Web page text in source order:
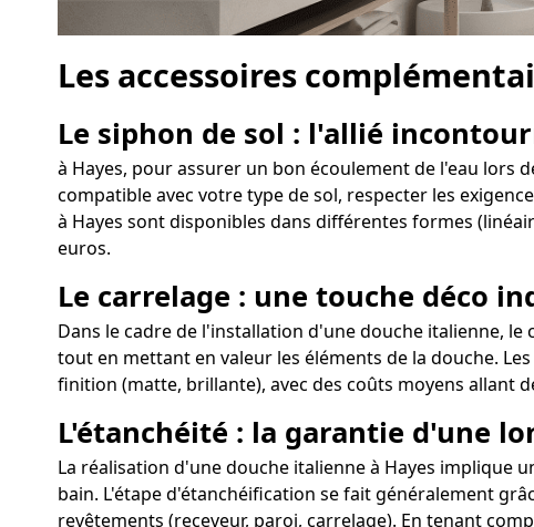
Les accessoires
Le siphon de sol : l'allié
à Hayes, pour assurer un bon écoulement de l'eau lors
compatible avec votre type de sol, respecter les
à Hayes sont disponibles dans différentes formes
euros.
Le carrelage : une touche déco
Dans le cadre de l'installation d'une douche italienne, le
tout en mettant en valeur les éléments de la douche.
finition (matte, brillante), avec des coûts moyens allant
L'étanchéité : la garantie d'une
La réalisation d'une douche italienne à Hayes implique
bain. L'étape d'étanchéification se fait généralement
revêtements (receveur, paroi, carrelage). En tenant